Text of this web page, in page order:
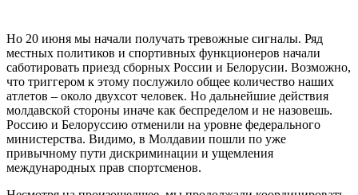
Но 20 июня мы начали получать тревожные сигналы. Ряд
местных политиков и спортивных функционеров начали
саботировать приезд сборных России и Белорусии. Возможно,
что триггером к этому послужило общее количество наших
атлетов – около двухсот человек. Но дальнейшие действия
молдавской стороны иначе как беспределом и не назовешь.
Россию и Белоруссию отменили на уровне федерального
министерства. Видимо, в Молдавии пошли по уже
привычному пути дискриминации и ущемления
международных прав спортсменов.